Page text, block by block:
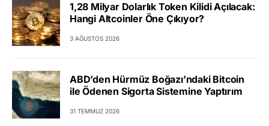
1,28 Milyar Dolarlık Token Kilidi Açılacak:
Hangi Altcoinler Öne Çıkıyor?
3 AĞUSTOS 2026
ABD’den Hürmüz Boğazı’ndaki Bitcoin
ile Ödenen Sigorta Sistemine Yaptırım
31 TEMMUZ 2026